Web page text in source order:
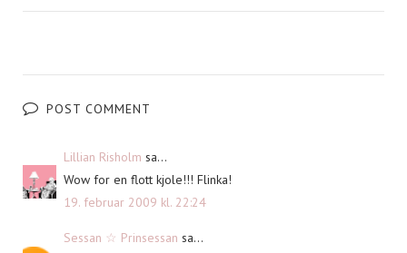
POST COMMENT
Lillian Risholm sa...
Wow for en flott kjole!!! Flinka!
19. februar 2009 kl. 22:24
Sessan ☆ Prinsessan sa...